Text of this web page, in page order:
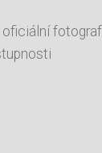
fotograf